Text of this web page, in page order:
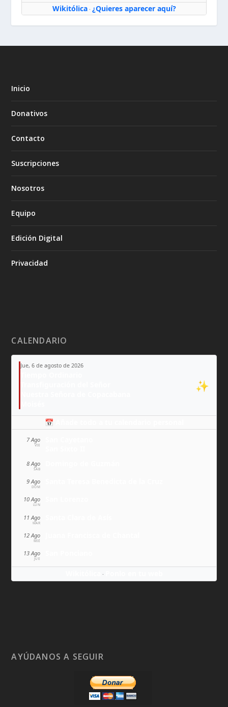
Wikitólica· ¿Quieres aparecer aquí?
Inicio
Donativos
Contacto
Suscripciones
Nosotros
Equipo
Edición Digital
Privacidad
CALENDARIO
Jue, 6 de agosto de 2026
✨
📅 Añade todo a tu calendario personal
7 Ago
VIE
8 Ago
SÁB
9 Ago
DOM
10 Ago
LUN
11 Ago
MAR
12 Ago
MIÉ
13 Ago
JUE
·
AYÚDANOS A SEGUIR